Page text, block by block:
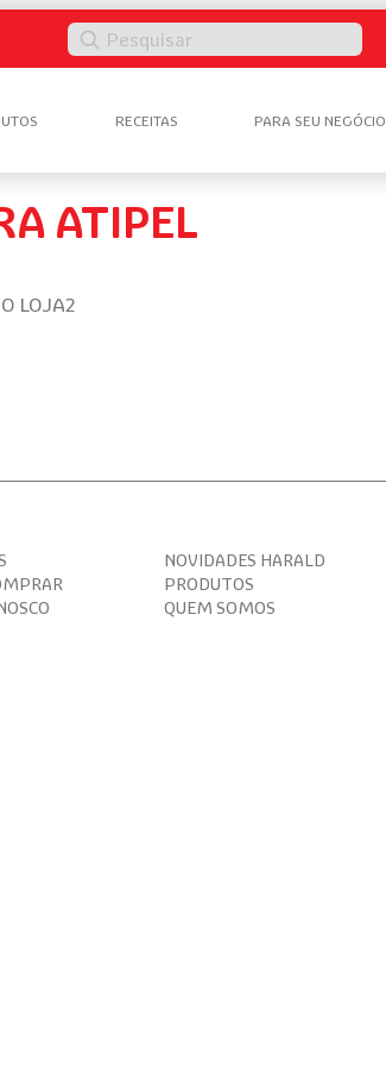
Pesquisar
RECEITAS PARA SEU NEGÓCIO
ATIPEL
LOJA2
NOVIDADES HARALD
PRODUTOS
QUEM SOMOS